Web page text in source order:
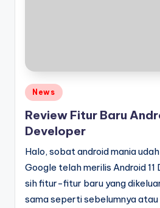
Posted
in
News
Review Fitur Baru
Developer
Halo, sobat android mania
Google telah merilis Android
sih fitur-fitur baru yang
sama seperti sebelumnya atau